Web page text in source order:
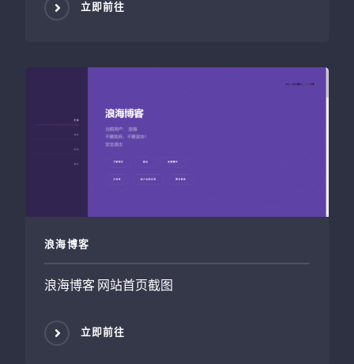
立即前往
浪海博客
浪海博客 网站首页截图
立即前往